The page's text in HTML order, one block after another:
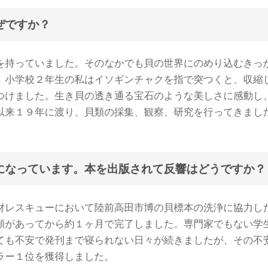
ですか？
っていました。そのなかでも貝の世界にのめり込むきっ
学校２年生の私はイソギンチャクを指で突つくと、収縮
ました。生き貝の透き通る宝石のような美しさに感動し
１９年に渡り、貝類の採集、観察、研究を行ってきまし
っています。本を出版されて反響はどうですか？
スキューにおいて陸前高田市博の貝標本の洗浄に協力し
あってから約１ヶ月で完了しました。専門家でもない学
不安で発刊まで寝られない日々が続きましたが、その不
１位を獲得しました。